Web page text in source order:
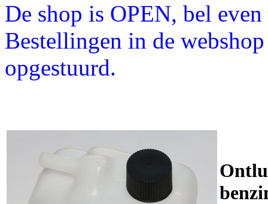
De shop is OPEN, bel
Bestellingen in de
opgestuurd.